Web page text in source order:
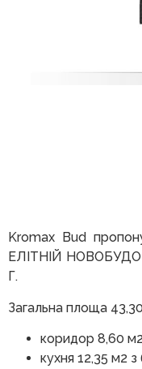
Kromax Bud
ЕЛІТНІЙ
Г.
Загальна площа
коридор 8,60
кухня 12,35 м2